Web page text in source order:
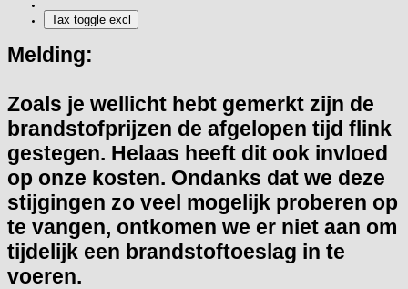
Melding:
Zoals je wellicht hebt gemerkt zijn de
brandstofprijzen de afgelopen tijd flink
gestegen. Helaas heeft dit ook invloed
op onze kosten. Ondanks dat we deze
stijgingen zo veel mogelijk proberen op
te vangen, ontkomen we er niet aan om
tijdelijk een brandstoftoeslag in te
voeren.